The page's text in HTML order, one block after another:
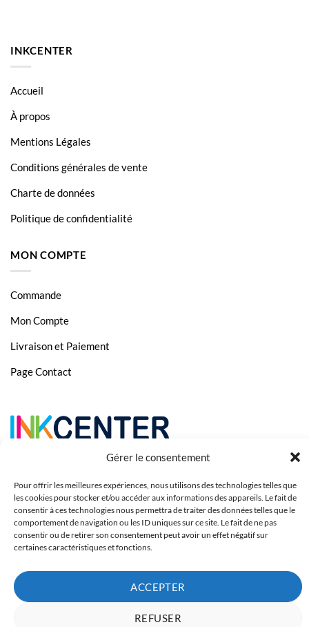
Gérer le consentement
Pour offrir les meilleures expériences, nous utilisons des technologies telles que
les cookies pour stocker et/ou accéder aux informations des appareils. Le fait de
consentir à ces technologies nous permettra de traiter des données telles que le
comportement de navigation ou les ID uniques sur ce site. Le fait de ne pas
consentir ou de retirer son consentement peut avoir un effet négatif sur
certaines caractéristiques et fonctions.
ACCEPTER
REFUSER
LaserJet Color Pro 300
LaserJet Color Pro 400
INKCENTER
Accueil
À propos
Mentions Légales
Conditions générales de vente
Charte de données
Politique de confidentialité
MON COMPTE
Commande
Mon Compte
Livraison et Paiement
Page Contact
Copyright 2023 © Inkcenter - Webdesign byMedia84